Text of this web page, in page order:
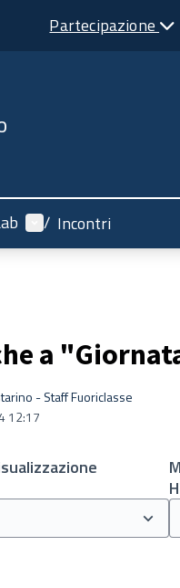
Partecipazione
Menù utente
/ Incontri
a
- Staff Fuoriclasse
12:17